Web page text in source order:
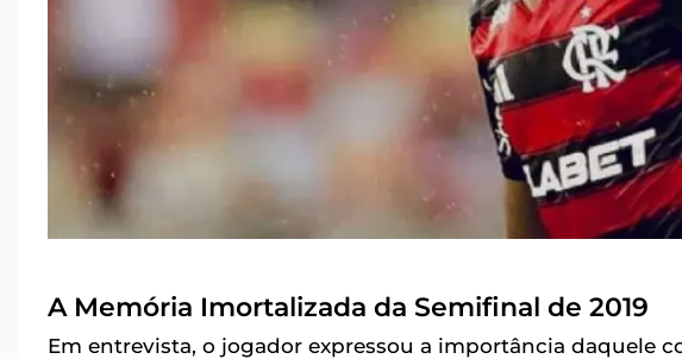
A Memória Imortalizada da Semifinal de 2019
Em entrevista, o jogador expressou a importância daquele